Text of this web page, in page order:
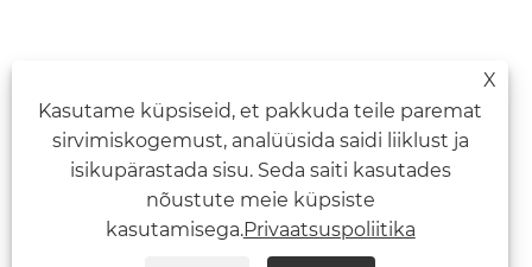
X
Kasutame küpsiseid, et pakkuda teile paremat
sirvimiskogemust, analüüsida saidi liiklust ja
isikupärastada sisu. Seda saiti kasutades
nõustute meie küpsiste
kasutamisega.Privaatsuspoliitika